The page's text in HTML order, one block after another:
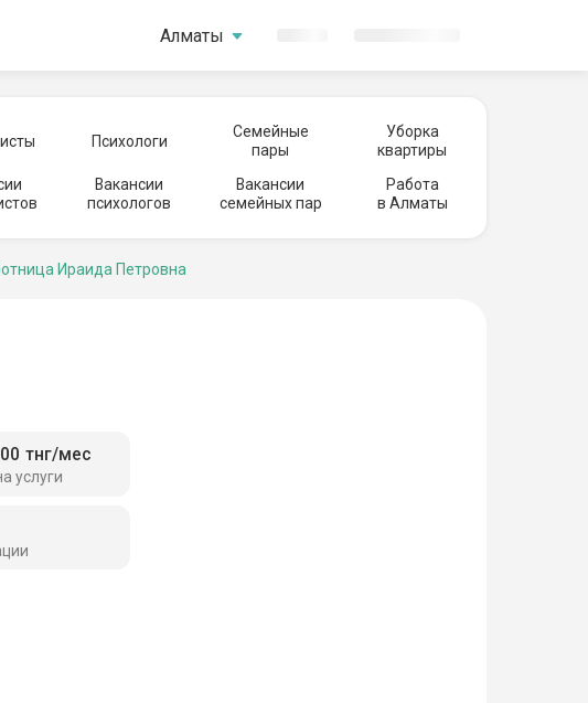
Алматы
Психологи
Семейные
пары
Уборка
квартиры
Вакансии
психологов
Вакансии
семейных пар
Работа
в Алматы
Ираида Петровна
услуги
тнг/мес